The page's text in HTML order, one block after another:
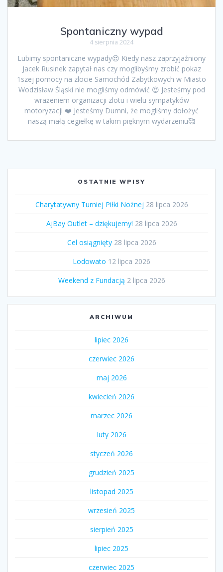
Spontaniczny wypad
4 sierpnia 2024
Lubimy spontaniczne wypady😍 Kiedy nasz zaprzyjaźniony
Jacek Rusinek zapytał nas czy moglibyśmy zrobić pokaz
1szej pomocy na zlocie Samochód Zabytkowych w Miasto
Wodzisław Śląski nie mogliśmy odmówić 😍 Jesteśmy pod
wrażeniem organizacji zlotu i wielu sympatyków
motoryzacji ❤️ Jesteśmy Dumni, że mogliśmy dołożyć
naszą małą cegiełkę w takim pięknym wydarzeniu🥰
OSTATNIE WPISY
Charytatywny Turniej Piłki Nożnej 28 lipca 2026
AjBay Outlet – dziękujemy! 28 lipca 2026
Cel osiągnięty 28 lipca 2026
Lodowato 12 lipca 2026
Weekend z Fundacją 2 lipca 2026
ARCHIWUM
lipiec 2026
czerwiec 2026
maj 2026
kwiecień 2026
marzec 2026
luty 2026
styczeń 2026
grudzień 2025
listopad 2025
wrzesień 2025
sierpień 2025
lipiec 2025
czerwiec 2025